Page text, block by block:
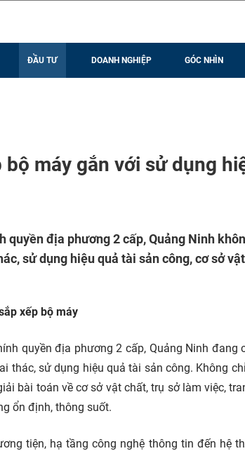
ĐẦU TƯ DOANH NGHIỆP GÓC NHÌN
bộ máy gắn với sử dụng
quyền địa phương 2 cấp, Quảng Ninh
sử dụng hiệu quả tài sản công, cơ sở
xếp bộ máy
quyền địa phương 2 cấp, Quảng Ninh đang
thác, sử dụng hiệu quả tài sản công. Không
bài toán về cơ sở vật chất, trụ sở làm việc,
ổn định, thông suốt.
tiện, hạ tầng công nghệ thông tin đến hệ